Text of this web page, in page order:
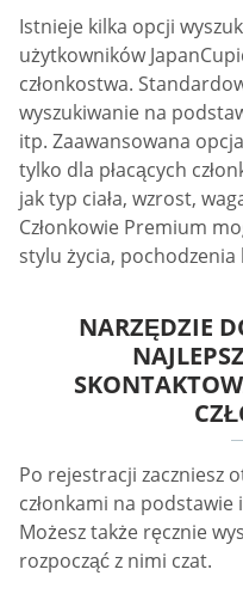
Istnieje kilka opcji
użytkowników
członkostwa.
wyszukiwanie na
itp. Zaawansowana
tylko dla płacących
jak typ ciała, wzrost,
Członkowie Premium
stylu życia,
NARZĘDZIE
Po rejestracji zaczniesz
członkami na
Możesz także ręcznie
rozpocząć z nimi czat.